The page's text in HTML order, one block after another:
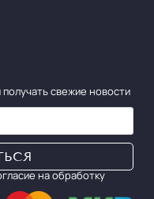
свежие новости
на обработку